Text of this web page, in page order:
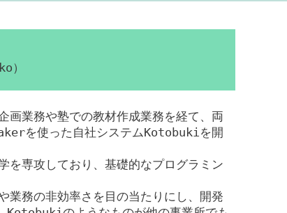
）
画業務や塾での教材作成業務を経て、両
を使った自社システムKotobukiを開
を専攻しており、基礎的なプログラミン
業務の非効率さを目の当たりにし、開発